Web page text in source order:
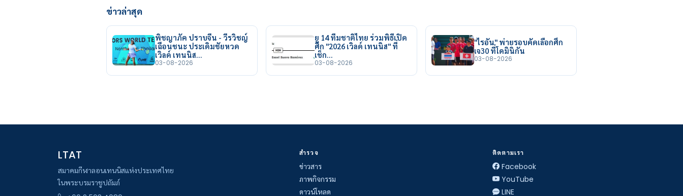
ข่าวล่าสุด
พิชญาภัค ปราบจีน - วีรวิชญ์
เฉือนชนะ ประเดิมชัยหวด
เวิลด์ เทนนิส…
03-08-2026
ยู 14 ทีมชาติไทย ร่วมพิธีเปิด
ศึก "2026 เวิลด์ เทนนิส" ที่
เช็ก…
03-08-2026
"ไรอัน" พ่ายรอบคัดเลือกศึก
เจ30 ที่โดมินิกัน
03-08-2026
LTAT
สมาคมกีฬาลอนเทนนิสแห่งประเทศไทย
ในพระบรมราชูปถัมภ์
สำรวจ
ข่าวสาร
ภาพกิจกรรม
ดาวน์โหลด
ติดตามเรา
Facebook
YouTube
LINE